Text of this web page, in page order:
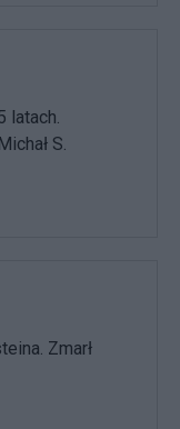
latach.
S.
Zmarł